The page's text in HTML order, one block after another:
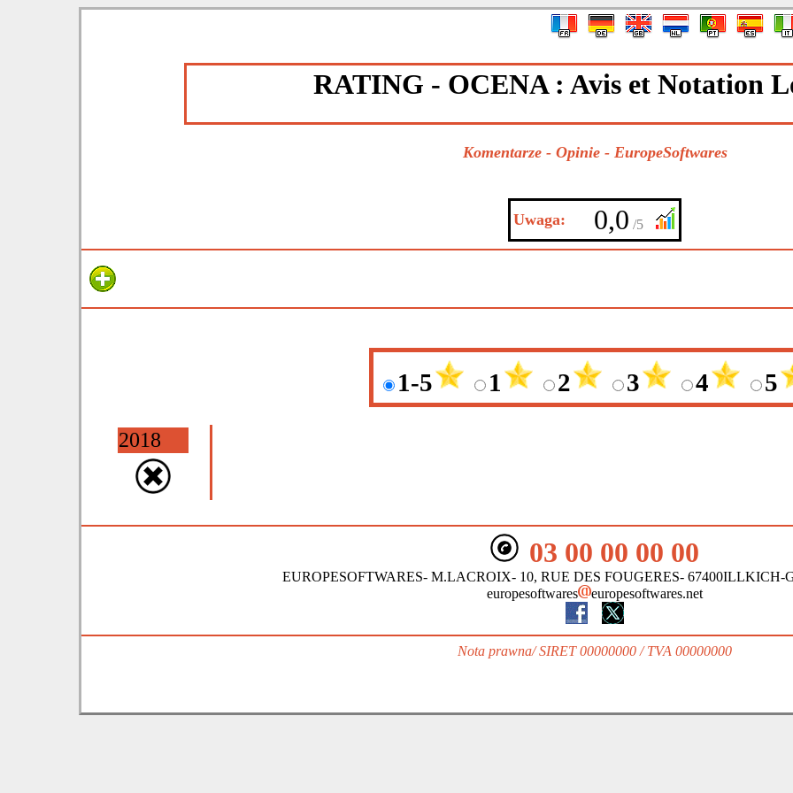
RATING - OCENA : Avis et Notation
Komentarze - Opinie - EuropeSoftwares
Uwaga: 0,0 /5
1-5 1 2 3 4 5
2018
03 00 00 00 00
EUROPESOFTWARES- M.LACROIX- 10, RUE DES FOUGERES- 67400ILLKICH-
europesoftwares
europesoftwares.net
Nota prawna/ SIRET 00000000 / TVA 00000000